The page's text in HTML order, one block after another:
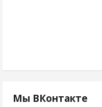
Мы ВКонтакте